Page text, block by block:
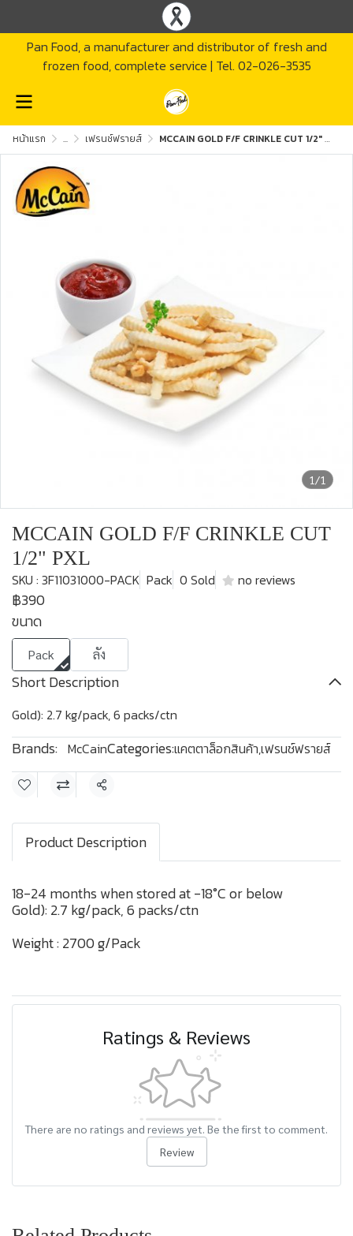
Pan Food, a manufacturer and distributor of fresh and
frozen food, complete service | Tel. 02-026-3535
หน้าแรก ... เฟรนช์ฟรายส์ MCCAIN GOLD F/F CRINKLE CUT 1/2" PXL
1/1
MCCAIN GOLD F/F CRINKLE CUT
1/2" PXL
SKU : 3F11031000-PACK Pack 0 Sold no reviews
฿390
ขนาด
Pack ลัง
Short Description
Gold): 2.7 kg/pack, 6 packs/ctn
Brands: McCainCategories:แคตตาล็อกสินค้า,เฟรนช์ฟรายส์
Share
Product Description
18-24 months when stored at -18°C or below
Gold): 2.7 kg/pack, 6 packs/ctn
Weight : 2700 g/Pack
Ratings & Reviews
There are no ratings and reviews yet. Be the first to comment.
Review